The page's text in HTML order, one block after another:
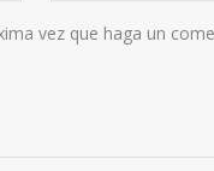
vez que haga un